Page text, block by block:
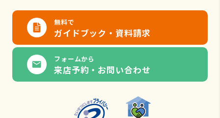
無料で
ガイドブック・資料請求
フォームから
来店予約・お問い合わせ